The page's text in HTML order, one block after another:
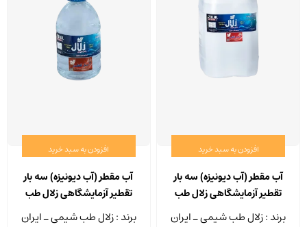
افزودن به سبد خرید
آب مقطر (آب دیونیزه) سه بار
تقطیر آزمایشگاهی زلال طب
شیمی حجم 20 لیتر
برند : زلال طب شیمی ـ ایران
افزودن به سبد خرید
آب مقطر (آب دیونیزه) سه بار
تقطیر آزمایشگاهی زلال طب
شیمی حجم 5 لیتر
برند : زلال طب شیمی ـ ایران